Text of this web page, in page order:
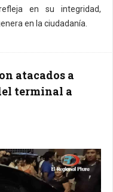
en su integridad,
en la ciudadanía.
atacados a
terminal a